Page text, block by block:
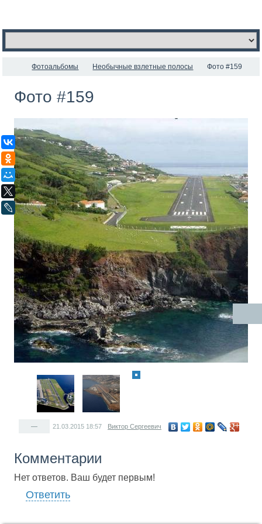
ВКонтакте
Одноклассники
Мой Мир
X
LiveJournal
Фотоальбомы Необычные взлетные полосы Фото #159
Фото #159
— 21.03.2015 18:57 Виктор Сергеевич
Комментарии
Нет ответов. Ваш будет первым!
Ответить